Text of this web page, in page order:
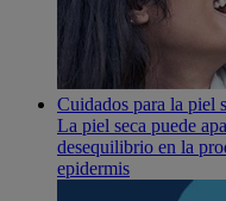
Cuidados para la piel
La piel seca puede
desequilibrio en la
epidermis